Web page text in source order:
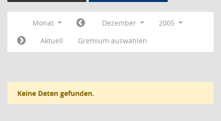
Monat Dezember
2005
Aktuell
Gremium auswählen
Keine Daten gefunden.